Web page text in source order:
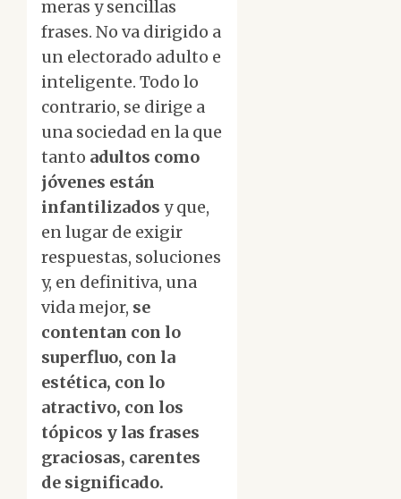
meras y sencillas
frases. No va dirigido a
un electorado adulto e
inteligente. Todo lo
contrario, se dirige a
una sociedad en la que
tanto adultos como
jóvenes están
infantilizados y que,
en lugar de exigir
respuestas, soluciones
y, en definitiva, una
vida mejor, se
contentan con lo
superfluo, con la
estética, con lo
atractivo, con los
tópicos y las frases
graciosas, carentes
de significado.